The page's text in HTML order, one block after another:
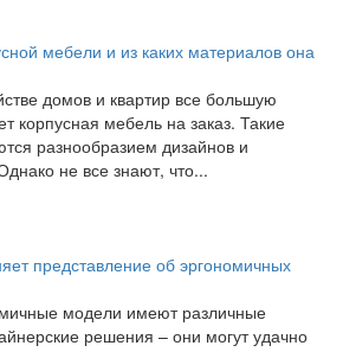
мебели и из каких материалов она
домов и квартир все большую
корпусная мебель на заказ. Такие
разнообразием дизайнов и
не все знают, что...
представление об эргономичных
модели имеют различные
решения – они могут удачно